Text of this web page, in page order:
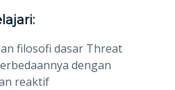
filosofi dasar Threat
dengan
reaktif